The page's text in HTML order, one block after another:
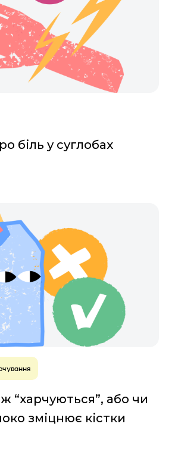
біль у суглобах
“харчуються”, або чи
зміцнює кістки